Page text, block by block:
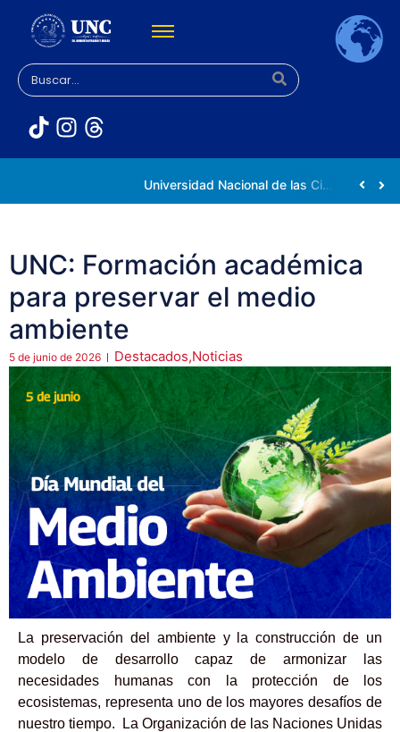
Universidad Nacional de las Ciencias impulsa vocaciones científicas en la Expoferia de Oportunidades de Estudio 2026
UNC: Formación académica
para preservar el medio
ambiente
5 de junio de 2026 Destacados,Noticias
La preservación del ambiente y la construcción de un
modelo de desarrollo capaz de armonizar las
necesidades humanas con la protección de los
ecosistemas, representa uno de los mayores desafíos de
nuestro tiempo. La Organización de las Naciones Unidas